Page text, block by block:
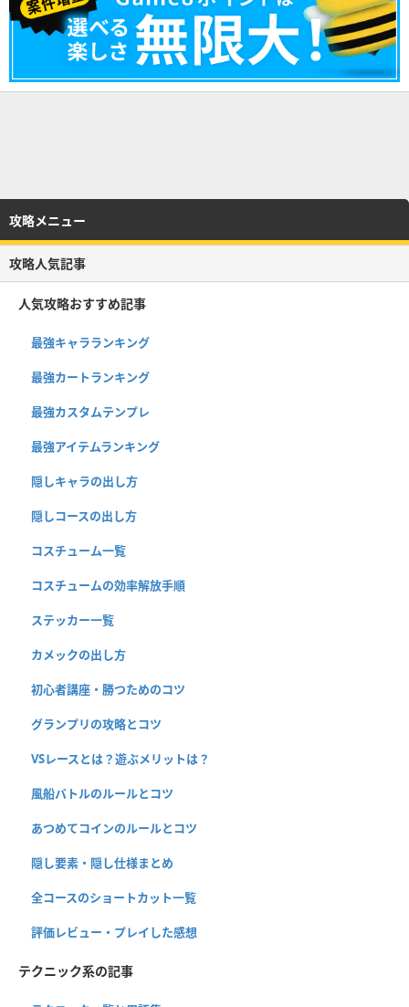
攻略メニュー
攻略人気記事
人気攻略おすすめ記事
最強キャラランキング
最強カートランキング
最強カスタムテンプレ
最強アイテムランキング
隠しキャラの出し方
隠しコースの出し方
コスチューム一覧
コスチュームの効率解放手順
ステッカー一覧
カメックの出し方
初心者講座・勝つためのコツ
グランプリの攻略とコツ
VSレースとは？遊ぶメリットは？
風船バトルのルールとコツ
あつめてコインのルールとコツ
隠し要素・隠し仕様まとめ
全コースのショートカット一覧
評価レビュー・プレイした感想
テクニック系の記事